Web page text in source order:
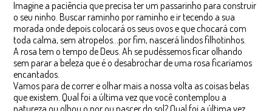
Imagine a paciência que precisa ter um passarinho para construir
o seu ninho. Buscar raminho por raminho e ir tecendo a sua
morada onde depois colocará os seus ovos e que chocará com
toda calma, sem atropelos…por fim, nascerá lindos filhotinhos.
A rosa tem o tempo de Deus. Ah se pudéssemos ficar olhando
sem parar a beleza que é o desabrochar de uma rosa ficaríamos
encantados.
Vamos para de correr e olhar mais a nossa volta as coisas belas
que existem. Qual foi a última vez que você contemplou a
natureza ou olhou o por ou nascer do sol? Qual foi a última vez